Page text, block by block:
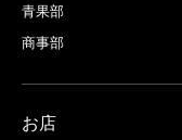
青果部
商事部
お店